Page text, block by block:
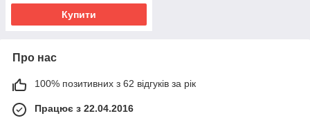
Купити
Про нас
100% позитивних з 62 відгуків за рік
Працює з 22.04.2016